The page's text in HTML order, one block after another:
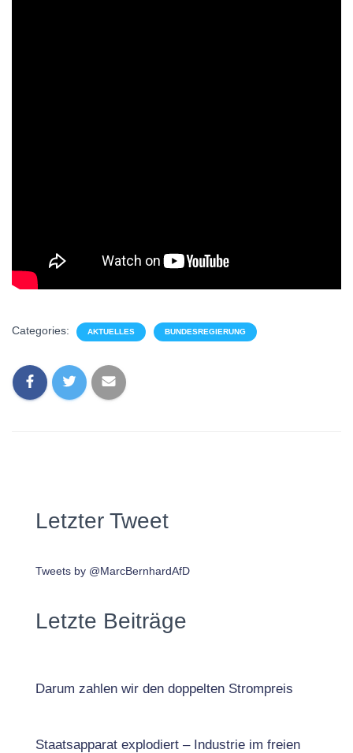
Categories: AKTUELLES BUNDESREGIERUNG
Letzter Tweet
Tweets by @MarcBernhardAfD
Letzte Beiträge
Darum zahlen wir den doppelten Strompreis
Staatsapparat explodiert – Industrie im freien